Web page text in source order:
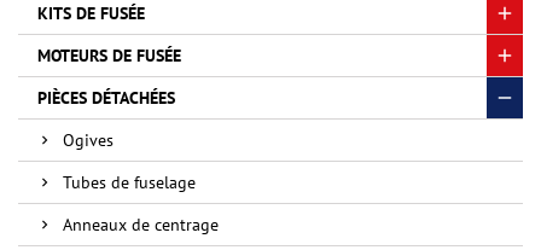
KITS DE FUSÉE
MOTEURS DE FUSÉE
PIÈCES DÉTACHÉES
Ogives
Tubes de fuselage
Anneaux de centrage